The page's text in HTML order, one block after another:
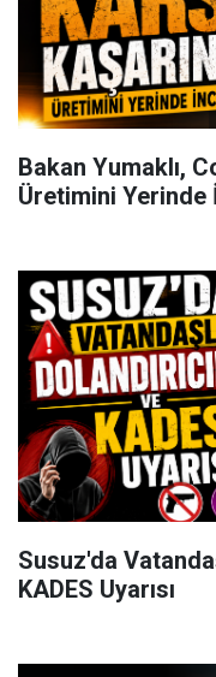
Bakan Yumaklı,
Üretimini Yerinde
Susuz'da
KADES Uyarısı